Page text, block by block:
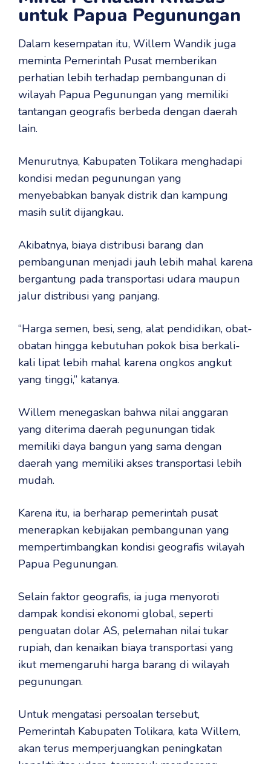
untuk Papua Pegunungan
Dalam kesempatan itu, Willem Wandik juga
meminta Pemerintah Pusat memberikan
perhatian lebih terhadap pembangunan di
wilayah Papua Pegunungan yang memiliki
tantangan geografis berbeda dengan daerah
lain.
Menurutnya, Kabupaten Tolikara menghadapi
kondisi medan pegunungan yang
menyebabkan banyak distrik dan kampung
masih sulit dijangkau.
Akibatnya, biaya distribusi barang dan
pembangunan menjadi jauh lebih mahal karena
bergantung pada transportasi udara maupun
jalur distribusi yang panjang.
“Harga semen, besi, seng, alat pendidikan, obat-
obatan hingga kebutuhan pokok bisa berkali-
kali lipat lebih mahal karena ongkos angkut
yang tinggi,” katanya.
Willem menegaskan bahwa nilai anggaran
yang diterima daerah pegunungan tidak
memiliki daya bangun yang sama dengan
daerah yang memiliki akses transportasi lebih
mudah.
Karena itu, ia berharap pemerintah pusat
menerapkan kebijakan pembangunan yang
mempertimbangkan kondisi geografis wilayah
Papua Pegunungan.
Selain faktor geografis, ia juga menyoroti
dampak kondisi ekonomi global, seperti
penguatan dolar AS, pelemahan nilai tukar
rupiah, dan kenaikan biaya transportasi yang
ikut memengaruhi harga barang di wilayah
pegunungan.
Untuk mengatasi persoalan tersebut,
Pemerintah Kabupaten Tolikara, kata Willem,
akan terus memperjuangkan peningkatan